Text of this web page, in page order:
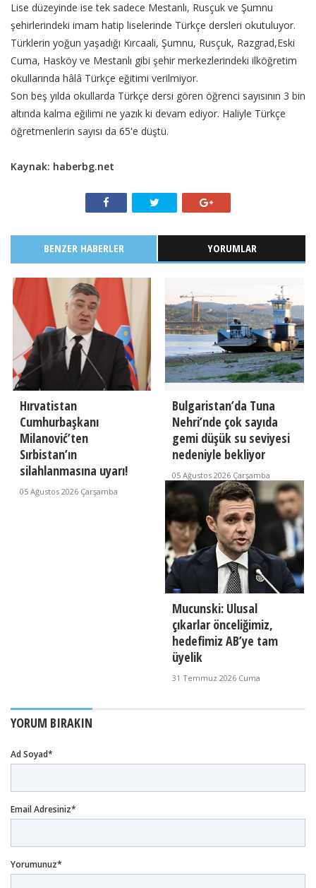
Lise düzeyinde ise tek sadece Mestanlı, Rusçuk ve Şumnu
şehirlerindeki imam hatip liselerinde Türkçe dersleri okutuluyor.
Türklerin yoğun yaşadığı Kırcaali, Şumnu, Rusçuk, Razgrad,Eski
Cuma, Hasköy ve Mestanlı gibi şehir merkezlerindeki ilköğretim
okullarında hâlâ Türkçe eğitimi verilmiyor.
Son beş yılda okullarda Türkçe dersi gören öğrenci sayısının 3 bin
altında kalma eğilimi ne yazık ki devam ediyor. Haliyle Türkçe
öğretmenlerin sayısı da 65'e düştü.
Kaynak: haberbg.net
BENZER HABERLER YORUMLAR
Hırvatistan
Cumhurbaşkanı
Milanović’ten
Sırbistan’ın
silahlanmasına uyarı!
05 Ağustos 2026 Çarşamba
Bulgaristan’da Tuna
Nehri’nde çok sayıda
gemi düşük su seviyesi
nedeniyle bekliyor
05 Ağustos 2026 Çarşamba
Mucunski: Ulusal
çıkarlar önceliğimiz,
hedefimiz AB’ye tam
üyelik
31 Temmuz 2026 Cuma
YORUM BIRAKIN
Ad Soyad*
Email Adresiniz*
Yorumunuz*